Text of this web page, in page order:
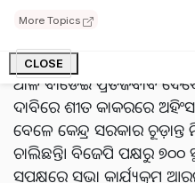
More Topics
CLOSE
ପ୍ରତିବାଦ କରାଯିବ। ମହାମାରୀ
ସେହିଭଳି ଏବେ କୃଷକ ସଂଗଠନ
ଥାଳି ବାଡେଇ ପ୍ରତିଜବାବ
ଦାବିରେ ଶୀତ କାକରରେ
ବେଳେ କେନ୍ଦ୍ର ସରକାର
ଚାଲିଛନ୍ତି। ବିଜେପି ପକ୍ଷରୁ
ସପକ୍ଷରେ ସଭା କାର୍ଯ୍ୟକ୍ରମ